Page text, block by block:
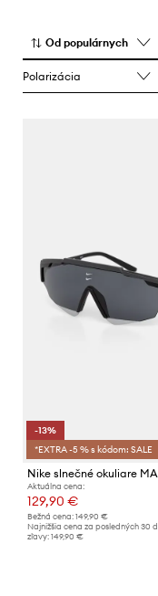
Od populárnych
Polarizácia
-13%
*EXTRA -5 % s kódom: SALE
Nike slnečné okuliare
Aktuálna cena:
129,90 €
Bežná cena: 149,90 €
Najnižšia cena za posledných 30
zľavy: 149,90 €